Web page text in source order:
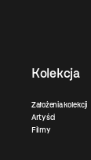
Kolekcja
Założenia kolekcji
Artyści
Filmy